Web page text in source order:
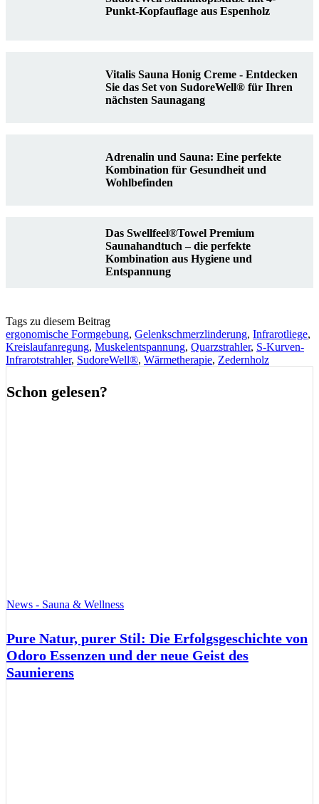
Punkt-Kopfauflage aus Espenholz
Vitalis Sauna Honig Creme - Entdecken
Sie das Set von SudoreWell® für Ihren
nächsten Saunagang
Adrenalin und Sauna: Eine perfekte
Kombination für Gesundheit und
Wohlbefinden
Das Swellfeel®Towel Premium
Saunahandtuch – die perfekte
Kombination aus Hygiene und
Entspannung
Tags zu diesem Beitrag
ergonomische Formgebung, Gelenkschmerzlinderung, Infrarotliege,
Kreislaufanregung, Muskelentspannung, Quarzstrahler, S-Kurven-
Infrarotstrahler, SudoreWell®, Wärmetherapie, Zedernholz
Schon gelesen?
News - Sauna & Wellness
Pure Natur, purer Stil: Die Erfolgsgeschichte von
Odoro Essenzen und der neue Geist des
Saunierens